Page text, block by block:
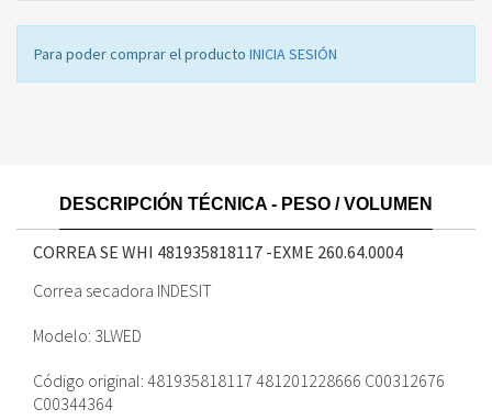
Para poder comprar el producto INICIA SESIÓN
DESCRIPCIÓN TÉCNICA - PESO / VOLUMEN
CORREA SE WHI 481935818117 -EXME 260.64.0004
Correa secadora INDESIT
Modelo: 3LWED
Código original: 481935818117 481201228666 C00312676
C00344364